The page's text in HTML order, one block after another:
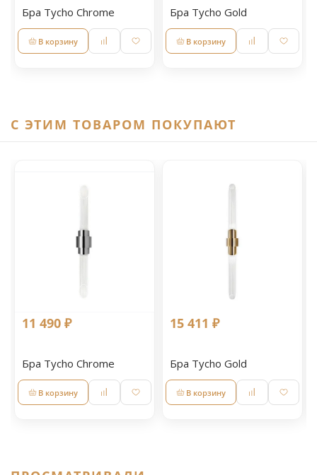
Бра Tycho Chrome
В корзину
Бра Tycho Gold
В корзину
C ЭТИМ ТОВАРОМ ПОКУПАЮТ
11 490 ₽
Бра Tycho Chrome
В корзину
15 411 ₽
Бра Tycho Gold
В корзину